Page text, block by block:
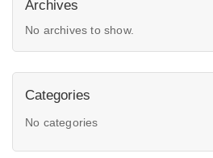
Archives
No archives to show.
Categories
No categories